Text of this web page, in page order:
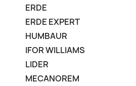
ERDE
ERDE EXPERT
HUMBAUR
IFOR WILLIAMS
LIDER
MECANOREM